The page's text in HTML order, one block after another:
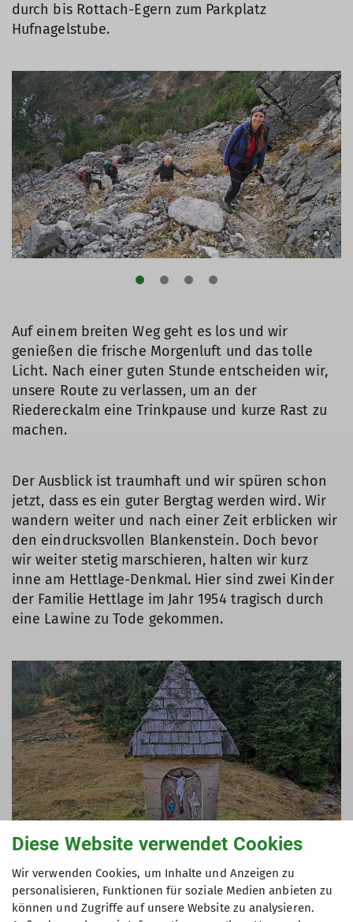
durch bis Rottach-Egern zum Parkplatz
Hufnagelstube.
Auf einem breiten Weg geht es los und wir
genießen die frische Morgenluft und das tolle
Licht. Nach einer guten Stunde entscheiden wir,
unsere Route zu verlassen, um an der
Riedereckalm eine Trinkpause und kurze Rast zu
machen.
Der Ausblick ist traumhaft und wir spüren schon
jetzt, dass es ein guter Bergtag werden wird. Wir
wandern weiter und nach einer Zeit erblicken wir
den eindrucksvollen Blankenstein. Doch bevor
wir weiter stetig marschieren, halten wir kurz
inne am Hettlage-Denkmal. Hier sind zwei Kinder
der Familie Hettlage im Jahr 1954 tragisch durch
eine Lawine zu Tode gekommen.
Diese Website verwendet Cookies
Wir verwenden Cookies, um Inhalte und Anzeigen zu
personalisieren, Funktionen für soziale Medien anbieten zu
können und Zugriffe auf unsere Website zu analysieren.